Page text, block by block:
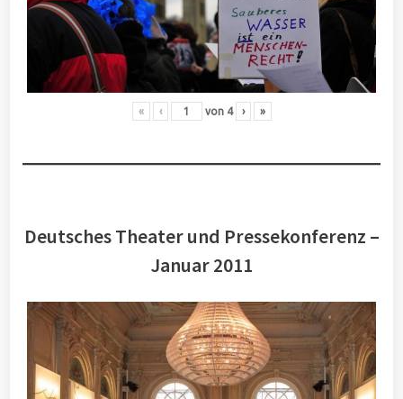
« ‹ von 4 › »
Deutsches Theater und Pressekonferenz –
Januar 2011